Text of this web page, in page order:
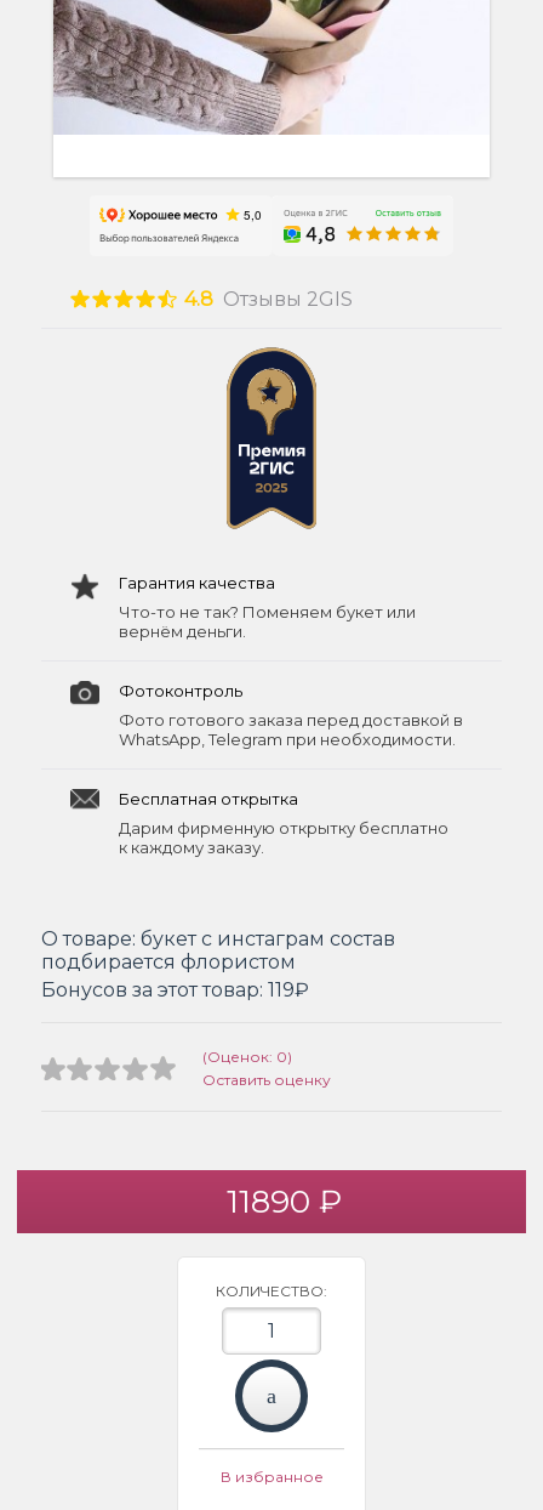
4.8 Отзывы 2GIS
Гарантия качества
Что-то не так? Поменяем букет или
вернём деньги.
Фотоконтроль
Фото готового заказа перед доставкой в
WhatsApp, Telegram при необходимости.
Бесплатная открытка
Дарим фирменную открытку бесплатно
к каждому заказу.
О товаре: букет с инстаграм состав
подбирается флористом
Бонусов за этот товар: 119₽
(Оценок: 0)
Оставить оценку
11890 ₽
КОЛИЧЕСТВО:
В избранное